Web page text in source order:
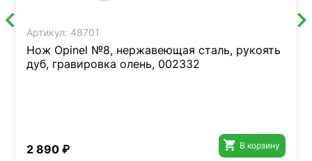
Артикул: 48701
Нож Opinel №8, нержавеющая сталь, рукоять
дуб, гравировка олень, 002332
2 890 ₽  В корзину